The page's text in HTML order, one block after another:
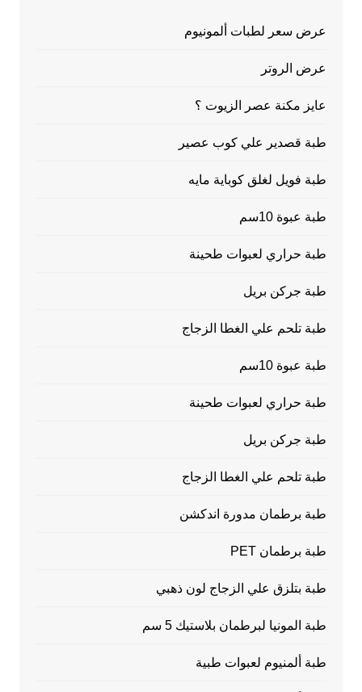
عرض سعر لطبات ألمونيوم
عرض الروتر
عايز مكنة عصر الزيوت ؟
طبة قصدير علي كوب عصير
طبة فويل لغلق كوباية مايه
طبة عبوة 10سم
طبة حراري لعبوات طحينة
طبة جركن بريل
طبة تلحم علي الغطا الزجاج
طبة عبوة 10سم
طبة حراري لعبوات طحينة
طبة جركن بريل
طبة تلحم علي الغطا الزجاج
طبة برطمان مدورة اندكشن
طبة برطمان PET
طبة بتلزق علي الزجاج لون ذهبي
طبة المونيا لبرطمان بلاستيك 5 سم
طبة ألمنيوم لعبوات طبية